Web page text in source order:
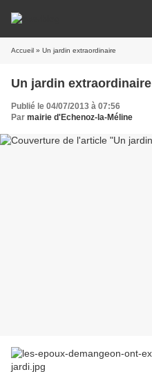
Accueil » Un jardin extraordinaire
Un jardin extraordinaire
Publié le 04/07/2013 à 07:56
Par mairie d'Echenoz-la-Méline